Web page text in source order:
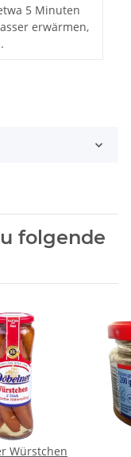
5 Minuten
erwärmen,
folgende
Würstchen